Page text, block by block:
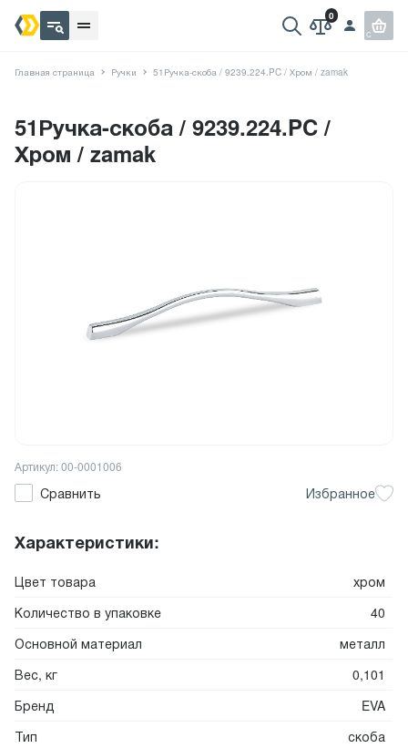
Главная страница Ручки 51Ручка-скоба / 9239.224.PC / Хром / zamak
51Ручка-скоба / 9239.224.PC /
Хром / zamak
Сравнить Избранное
Артикул: 00-0001006
Характеристики:
Цвет товара
хром
Количество в упаковке
40
Основной материал
металл
Вес, кг
0,101
Бренд
EVA
Тип
скоба